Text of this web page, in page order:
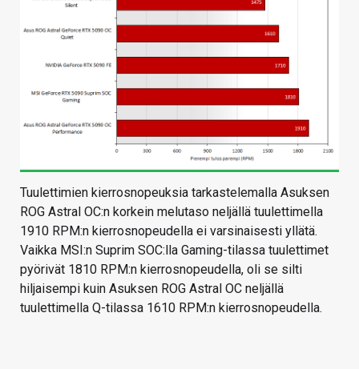
Tuulettimien kierrosnopeuksia tarkastelemalla Asuksen
ROG Astral OC:n korkein melutaso neljällä tuulettimella
1910 RPM:n kierrosnopeudella ei varsinaisesti yllätä.
Vaikka MSI:n Suprim SOC:lla Gaming-tilassa tuulettimet
pyörivät 1810 RPM:n kierrosnopeudella, oli se silti
hiljaisempi kuin Asuksen ROG Astral OC neljällä
tuulettimella Q-tilassa 1610 RPM:n kierrosnopeudella.